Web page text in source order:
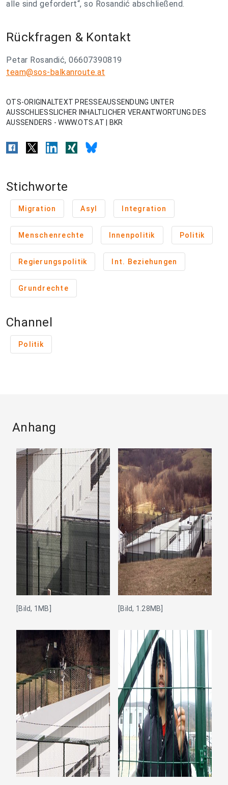
alle sind gefordert“, so Rosandić abschließend.
Rückfragen & Kontakt
Petar Rosandić, 06607390819
team@sos-balkanroute.at
OTS-ORIGINALTEXT PRESSEAUSSENDUNG UNTER
AUSSCHLIESSLICHER INHALTLICHER VERANTWORTUNG DES
AUSSENDERS - WWW.OTS.AT | BKR
Stichworte
Migration Asyl Integration
Menschenrechte Innenpolitik Politik
Regierungspolitik Int. Beziehungen
Grundrechte
Channel
Politik
Anhang
[Bild, 1MB] [Bild, 1.28MB]